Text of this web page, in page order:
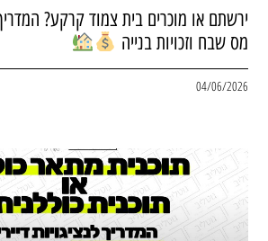
ירשתם או מוכרים בית צמוד קרקע?
מס שבח וזכויות בנייה
04/06/2026